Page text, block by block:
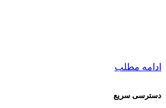
ادامه مطلب
دسترسی سریع